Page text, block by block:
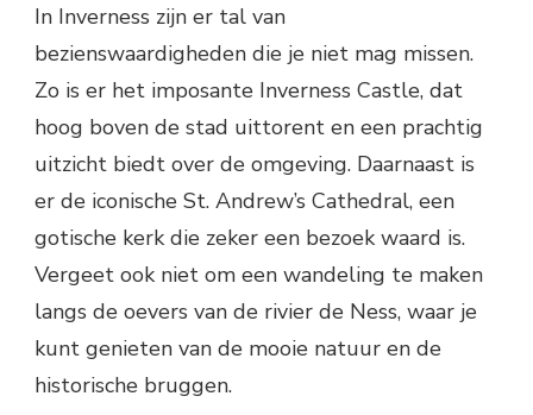
In Inverness zijn er tal van
bezienswaardigheden die je niet mag missen.
Zo is er het imposante Inverness Castle, dat
hoog boven de stad uittorent en een prachtig
uitzicht biedt over de omgeving. Daarnaast is
er de iconische St. Andrew’s Cathedral, een
gotische kerk die zeker een bezoek waard is.
Vergeet ook niet om een wandeling te maken
langs de oevers van de rivier de Ness, waar je
kunt genieten van de mooie natuur en de
historische bruggen.